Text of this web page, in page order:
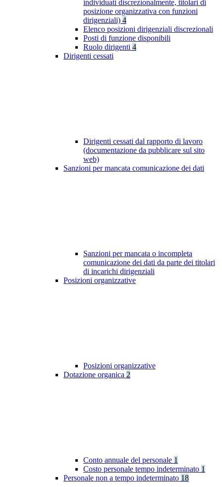
individuati discrezionalmente, titolari di
posizione organizzativa con funzioni
dirigenziali) 4
Elenco posizioni dirigenziali discrezionali
Posti di funzione disponibili
Ruolo dirigenti 4
Dirigenti cessati
Dirigenti cessati dal rapporto di lavoro
(documentazione da pubblicare sul sito
web)
Sanzioni per mancata comunicazione dei dati
Sanzioni per mancata o incompleta
comunicazione dei dati da parte dei titolari
di incarichi dirigenziali
Posizioni organizzative
Posizioni organizzative
Dotazione organica 2
Conto annuale del personale 1
Costo personale tempo indeterminato 1
Personale non a tempo indeterminato 18